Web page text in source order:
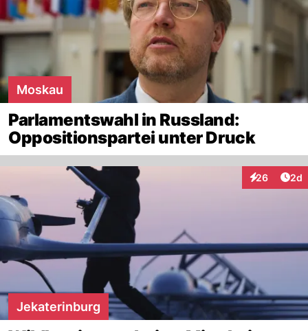
Moskau
Parlamentswahl in Russland:
Oppositionspartei unter Druck
26
Interaktionen
2d
Jekaterinburg